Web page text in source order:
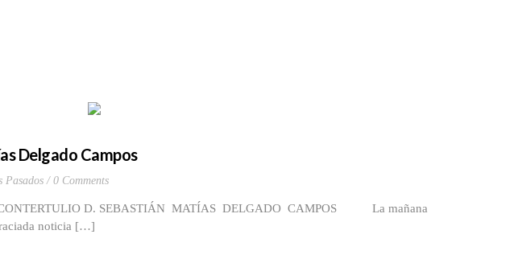
Delgado Campos
Pasados 0 Comments
D. SEBASTIÁN MATÍAS DELGADO CAMPOS La mañana
noticia […]